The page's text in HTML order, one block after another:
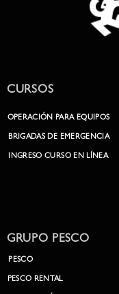
operación para un control
seguro de la situación.
CURSOS
OPERACIÓN PARA EQUIPOS
BRIGADAS DE EMERGENCIA
INGRESO CURSO EN LÍNEA
GRUPO PESCO
PESCO
PESCO RENTAL